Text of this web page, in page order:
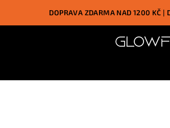
DOPRAVA ZDARMA NAD 1200 KČ |